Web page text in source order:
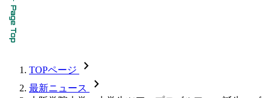
TOPページ chevron_forward
最新ニュース chevron_forward